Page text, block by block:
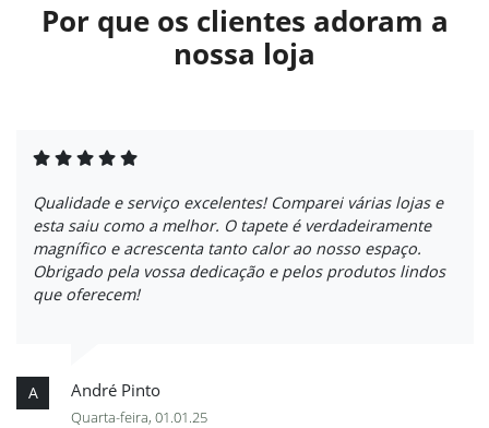
Por que os clientes adoram a
nossa loja
Qualidade e serviço excelentes! Comparei várias lojas e
esta saiu como a melhor. O tapete é verdadeiramente
magnífico e acrescenta tanto calor ao nosso espaço.
Obrigado pela vossa dedicação e pelos produtos lindos
que oferecem!
A André Pinto
Quarta-feira, 01.01.25